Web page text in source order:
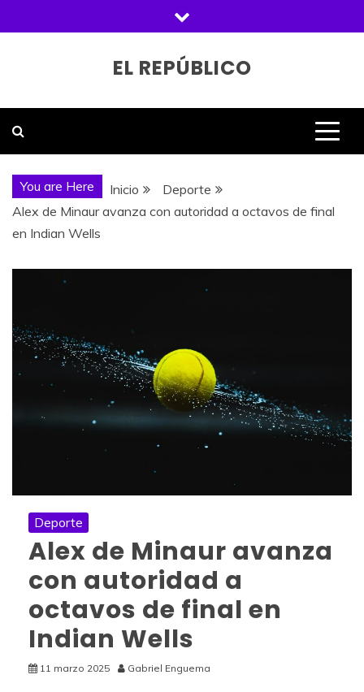
al
EL REPÚBLICO
You are Here Inicio
Deporte
Alex de Minaur avanza con autoridad a octavos de final
en Indian Wells
Deporte
Alex de Minaur avanza
con autoridad a
octavos de final en
Indian Wells
11 marzo 2025 Gabriel Enguema